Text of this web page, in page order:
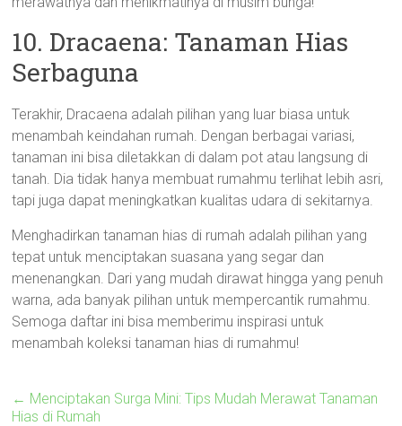
10. Dracaena: Tanaman Hias
Serbaguna
Terakhir, Dracaena adalah pilihan yang luar biasa untuk
menambah keindahan rumah. Dengan berbagai variasi,
tanaman ini bisa diletakkan di dalam pot atau langsung di
tanah. Dia tidak hanya membuat rumahmu terlihat lebih asri,
tapi juga dapat meningkatkan kualitas udara di sekitarnya.
Menghadirkan tanaman hias di rumah adalah pilihan yang
tepat untuk menciptakan suasana yang segar dan
menenangkan. Dari yang mudah dirawat hingga yang penuh
warna, ada banyak pilihan untuk mempercantik rumahmu.
Semoga daftar ini bisa memberimu inspirasi untuk
menambah koleksi tanaman hias di rumahmu!
← Menciptakan Surga Mini: Tips Mudah Merawat Tanaman
Hias di Rumah